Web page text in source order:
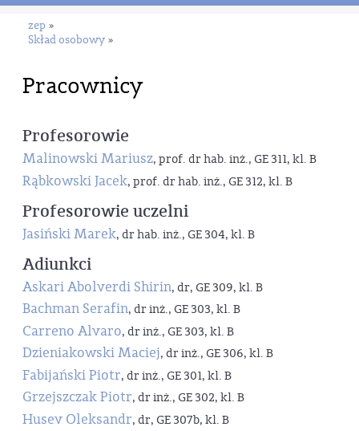
zep »
Skład osobowy »
Pracownicy
Profesorowie
Malinowski Mariusz, prof. dr hab. inż., GE 311, kl. B
Rąbkowski Jacek, prof. dr hab. inż., GE 312, kl. B
Profesorowie uczelni
Jasiński Marek, dr hab. inż., GE 304, kl. B
Adiunkci
Askari Abolverdi Shirin, dr, GE 309, kl. B
Bachman Serafin, dr inż., GE 303, kl. B
Carreno Alvaro, dr inż., GE 303, kl. B
Dzieniakowski Maciej, dr inż., GE 306, kl. B
Fabijański Piotr, dr inż., GE 301, kl. B
Grzejszczak Piotr, dr inż., GE 302, kl. B
Husev Oleksandr, dr, GE 307b, kl. B